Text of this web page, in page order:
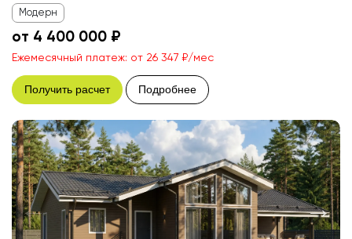
Модерн
от 4 400 000 ₽
Ежемесячный платеж: от 26 347 ₽/мес
Получить расчет Подробнее